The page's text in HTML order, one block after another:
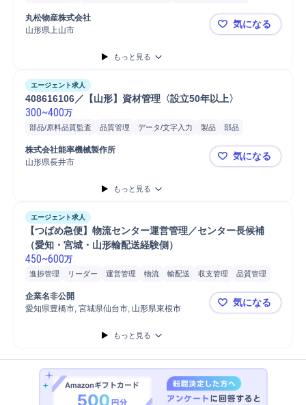
備品/設備管理
物流
受注管理
丸松物産株式会社
山形県上山市
408661522
気になる
もっと見る
エージェント求人
408616106／【山形】資材管理〈設立50年以上〉
300~400万
部品/原料品質監査 品質管理 データ/文字入力 製品
部品
在庫管理
工場 発注 フォークリフト
株式会社能率機械製作所
山形県長井市
408616106
気になる
もっと見る
エージェント求人
【つばめ急便】物流センター運営管理／センター長候補
450~600万
進捗管理 リーダー 運営管理 物流 輸配送 収支管理
品質管理
顧客対応
人員管理
センター長 倉庫管理 運行管理/指令
運行管理
入出庫管理 主任 所長
企業名非公開
愛知県豊橋市, 宮城県仙台市, 山形県東根市
【つばめ急
気になる
もっと見る